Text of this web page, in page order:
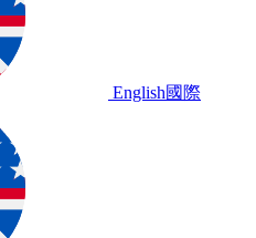
English國際